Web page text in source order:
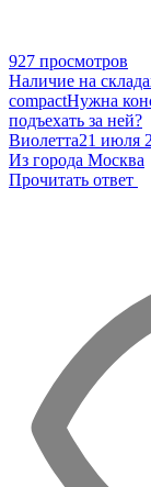
927 просмотров
Наличие на
compactНужна
подъехать за ней?
Виолетта21 июля
Из города Москва
Прочитать ответ